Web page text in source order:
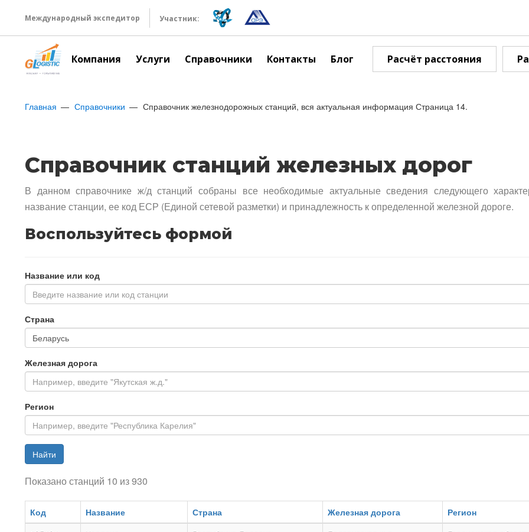
Международный экспедитор Участник:
Компания Услуги Справочники Контакты Блог Расчёт расстояния
Главная Справочники Справочник железнодорожных станций, вся актуальная информация Страница 14.
Справочник станций железных дорог
В данном справочнике ж/д станций собраны все необходимые актуальные сведения следующего
название станции, ее код ЕСР (Единой сетевой разметки) и принадлежность к определенной железной дороге.
Воспользуйтесь формой
Название или код
Введите название или код станции
Страна
Железная дорога
Регион
Найти
Показано станций 10 из 930
Код Название Страна Железная дорога
Регион